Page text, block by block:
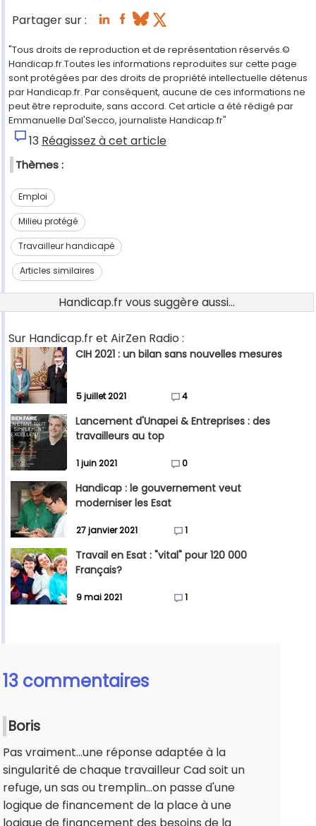
Partager sur :
"Tous droits de reproduction et de représentation réservés.©
Handicap.fr.Toutes les informations reproduites sur cette page
sont protégées par des droits de propriété intellectuelle détenus
par Handicap.fr. Par conséquent, aucune de ces informations ne
peut être reproduite, sans accord. Cet article a été rédigé par
Emmanuelle Dal'Secco, journaliste Handicap.fr"
13 Réagissez à cet article
Thèmes :
Emploi
Milieu protégé
Travailleur handicapé
Articles similaires
Handicap.fr vous suggère aussi...
Sur Handicap.fr et AirZen Radio :
CIH 2021 : un bilan sans nouvelles mesures
5 juillet 2021 4
Lancement d'Unapei & Entreprises : des
travailleurs au top
1 juin 2021 0
Handicap : le gouvernement veut
moderniser les Esat
27 janvier 2021 1
Travail en Esat : "vital" pour 120 000
Français?
9 mai 2021 1
13 commentaires
Boris
Pas vraiment...une réponse adaptée à la
singularité de chaque travailleur Cad soit un
refuge, un sas ou tremplin...on passe d'une
logique de financement de la place à une